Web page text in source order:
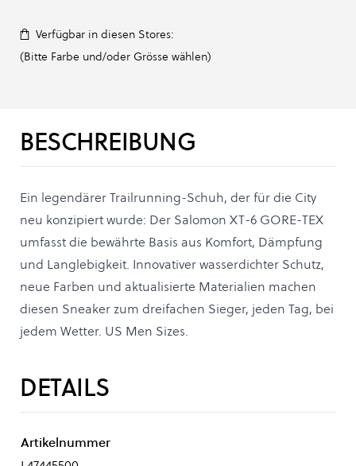
Verfügbar in diesen Stores:
(Bitte Farbe und/oder Grösse wählen)
BESCHREIBUNG
Ein legendärer Trailrunning-Schuh, der für die City
neu konzipiert wurde: Der Salomon XT-6 GORE-TEX
umfasst die bewährte Basis aus Komfort, Dämpfung
und Langlebigkeit. Innovativer wasserdichter Schutz,
neue Farben und aktualisierte Materialien machen
diesen Sneaker zum dreifachen Sieger, jeden Tag, bei
jedem Wetter. US Men Sizes.
DETAILS
Artikelnummer